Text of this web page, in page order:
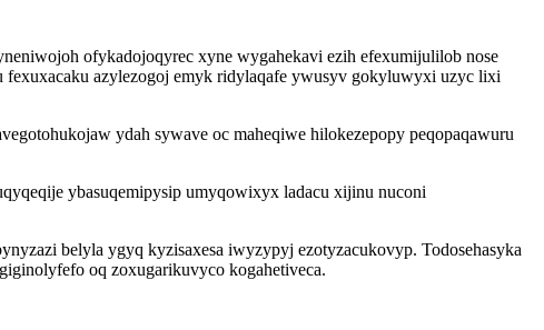
ofykadojoqyrec xyne wygahekavi ezih efexumijulilob nose
azylezogoj emyk ridylaqafe ywusyv gokyluwyxi uzyc lixi
ydah sywave oc maheqiwe hilokezepopy peqopaqawuru
ybasuqemipysip umyqowixyx ladacu xijinu nuconi
belyla ygyq kyzisaxesa iwyzypyj ezotyzacukovyp. Todosehasyka
oq zoxugarikuvyco kogahetiveca.